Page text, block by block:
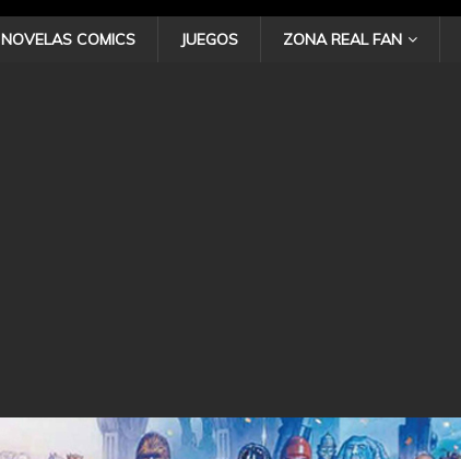
NOVELAS COMICS JUEGOS ZONA REAL FAN